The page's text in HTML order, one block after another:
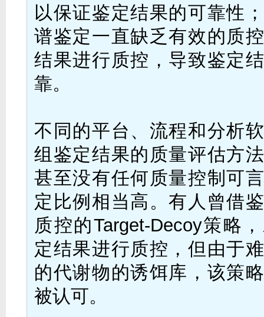
以保证鉴定结果的可靠性
谱鉴定一直缺乏有效的质
结果进行质控，导致鉴定
靠。
不同的平台、流程和分析
组鉴定结果的质量评估方
甚至没有任何质量控制可
定比例相当高。有人曾借
质控的Target-Decoy策略
定结果进行质控，但由于
的代谢物的诱饵库，该策
被认可。